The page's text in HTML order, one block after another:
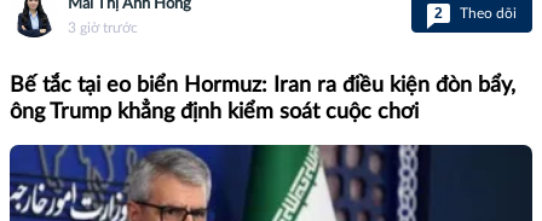
Mai Thị Ánh Hồng
3 giờ trước
2 Theo dõi
Bế tắc tại eo biển Hormuz: Iran ra điều kiện đòn bẩy,
ông Trump khẳng định kiểm soát cuộc chơi